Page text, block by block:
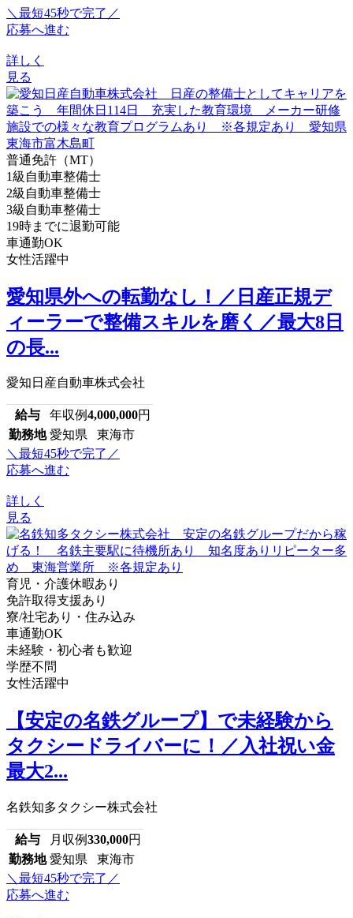
＼最短45秒で完了／
応募へ進む
詳しく
見る
普通免許（MT）
1級自動車整備士
2級自動車整備士
3級自動車整備士
19時までに退勤可能
車通勤OK
女性活躍中
愛知県外への転勤なし！／日産正規デ
ィーラーで整備スキルを磨く／最大8日
の長...
愛知日産自動車株式会社
給与 年収例4,000,000円
勤務地 愛知県 東海市
＼最短45秒で完了／
応募へ進む
詳しく
見る
育児・介護休暇あり
免許取得支援あり
寮/社宅あり・住み込み
車通勤OK
未経験・初心者も歓迎
学歴不問
女性活躍中
【安定の名鉄グループ】で未経験から
タクシードライバーに！／入社祝い金
最大2...
名鉄知多タクシー株式会社
給与 月収例330,000円
勤務地 愛知県 東海市
＼最短45秒で完了／
応募へ進む